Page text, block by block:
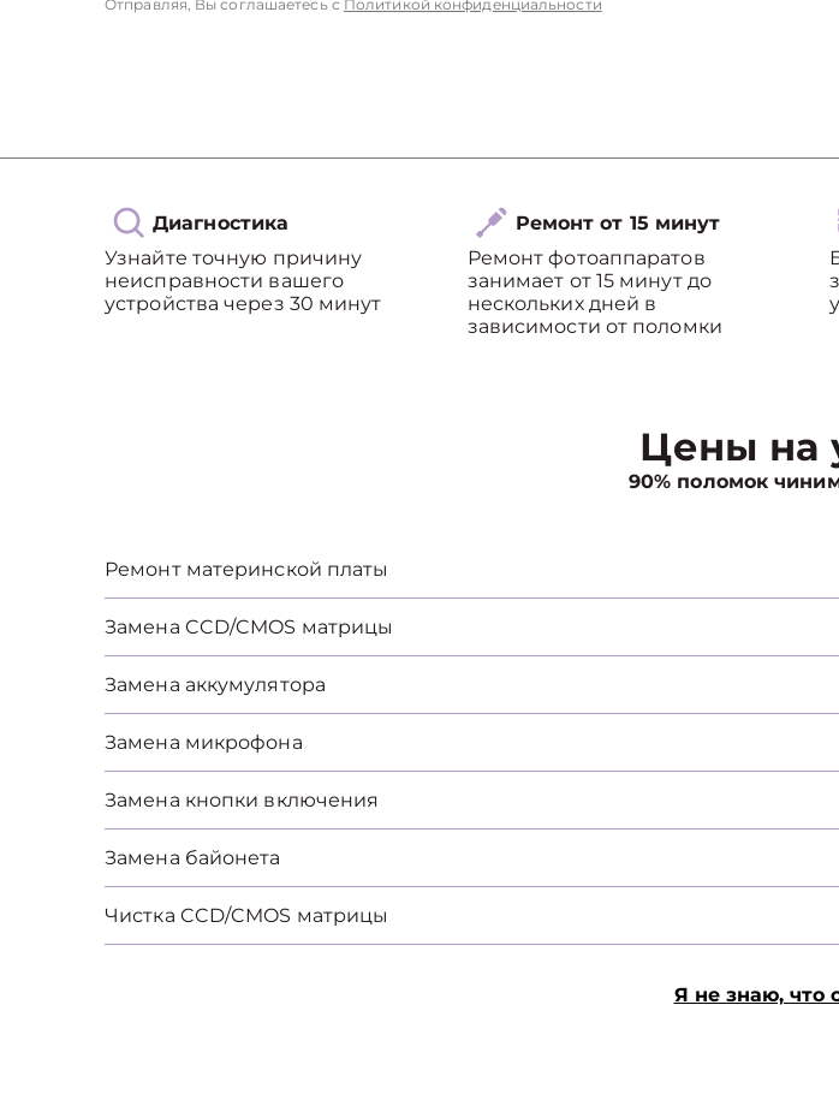
Отправляя, Вы соглашаетесь с Политикой конфиденциальности
Диагностика
Узнайте точную причину
неисправности вашего
устройства через 30 минут
Ремонт от 15 минут
Ремонт фотоаппаратов
занимает от 15 минут до
нескольких дней в
зависимости от поломки
Цены на
90% поломок
Ремонт материнской платы
Замена CCD/CMOS матрицы
Замена аккумулятора
Замена микрофона
Замена кнопки включения
Замена байонета
Чистка CCD/CMOS матрицы
Я не знаю, что